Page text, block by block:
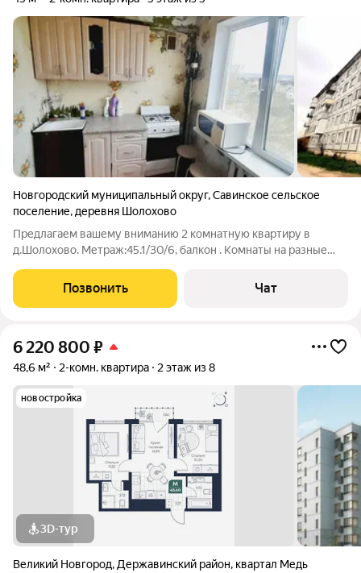
Новгородский муниципальный округ,Савинское сельское
поселение, деревня Шолохово
Предлагаем вашему вниманию 2 комнатную квартиру в
д.Шолохово. Метраж:45.1/30/6, балкон . Комнаты на разные
Санузел совмещенный. Бойлер. Квартира светлая, тёплая.
Свободна. По документам 1 взрослый
Позвонить Чат
6 220 800 ₽
48,6 м² 2-комн. квартира 2 этаж из 8
новостройка
3D-тур
Великий Новгород, Державинский район, квартал Медь